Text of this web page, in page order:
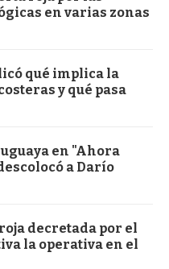
en varias zonas
qué implica la
y qué pasa
en "Ahora
a Darío
decretada por el
la operativa en el